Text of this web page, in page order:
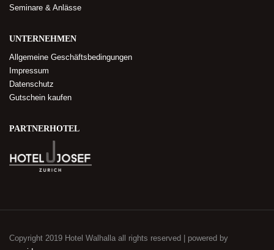
Seminare & Anlässe
UNTERNEHMEN
Allgemeine Geschäftsbedingungen
Impressum
Datenschutz
Gutschein kaufen
PARTNERHOTEL
Copyright 2019 Hotel Walhalla all rights reserved | powered by